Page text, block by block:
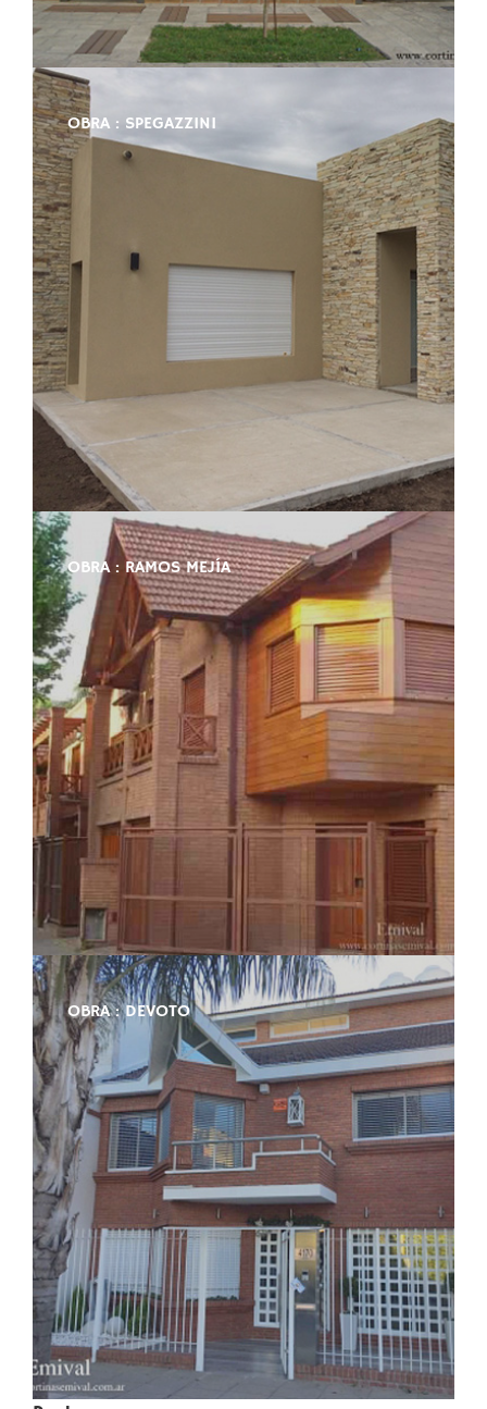
OBRA : SPEGAZZINI
OBRA : RAMOS MEJÍA
OBRA : DEVOTO